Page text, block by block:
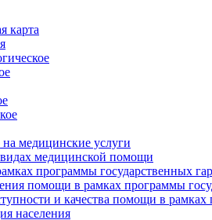
карта
медицинские услуги
медицинской помощи
программы государственных
помощи в рамках программы
и качества помощи в
населения